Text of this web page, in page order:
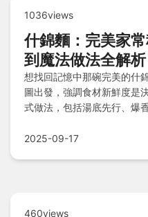
1036views
什錦麵：完美家
到魔法做法全解析
想找回記憶中那碗完美的什
圖出發，強調食材新鮮度是
式做法，包括湯底先行、爆
技巧與湯汁清澈問題，讓您
2025-09-17
460views